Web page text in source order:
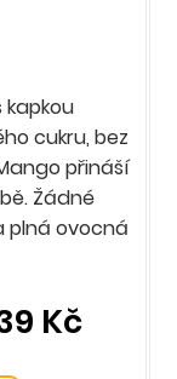
kapkou
cukru, bez
přináší
Žádné
plná ovocná
Kč